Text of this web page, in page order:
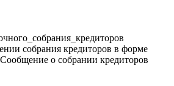
собрания кредиторов в форме
о собрании кредиторов